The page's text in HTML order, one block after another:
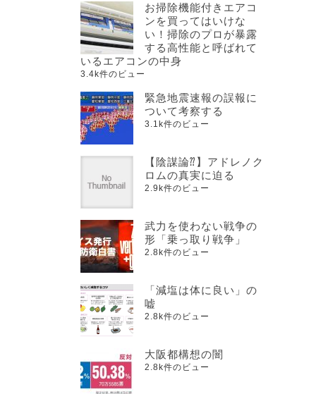
お掃除機能付きエアコ
ンを買ってはいけな
い！掃除のプロが暴露
する高性能と呼ばれて
いるエアコンの中身
3.4k件のビュー
緊急地震速報の誤報に
ついて考察する
3.1k件のビュー
【陰謀論⁇】アドレノク
ロムの真実に迫る
2.9k件のビュー
武力を使わない戦争の
形「乗っ取り戦争」
2.8k件のビュー
「減塩は体に良い」の
嘘
2.8k件のビュー
大阪都構想の闇
2.8k件のビュー